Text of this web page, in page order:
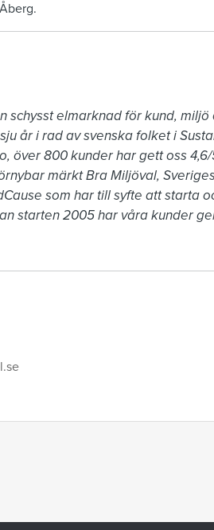
elmarknad för kund, miljö
år i rad av svenska folket i
över 800 kunder har gett oss
märkt Bra Miljöval,
som har till syfte att starta
starten 2005 har våra kunder